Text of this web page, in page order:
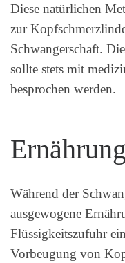
Diese natürlichen
zur
Schwangerschaft.
sollte stets mit
besprochen werden.
Während der
ausgewogene
Flüssigkeitszufuhr
Vorbeugung von